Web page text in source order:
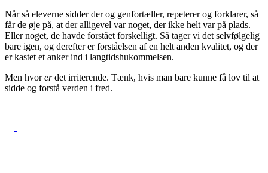
Når så eleverne sidder der og genfortæller, repeterer og forklarer, så
får de øje på, at der alligevel var noget, der ikke helt var på plads.
Eller noget, de havde forstået forskelligt. Så tager vi det selvfølgelig
bare igen, og derefter er forståelsen af en helt anden kvalitet, og der
er kastet et anker ind i langtidshukommelsen.
Men hvorerdet irriterende. Tænk, hvis man bare kunne få lov til at
sidde og forstå verden i fred.